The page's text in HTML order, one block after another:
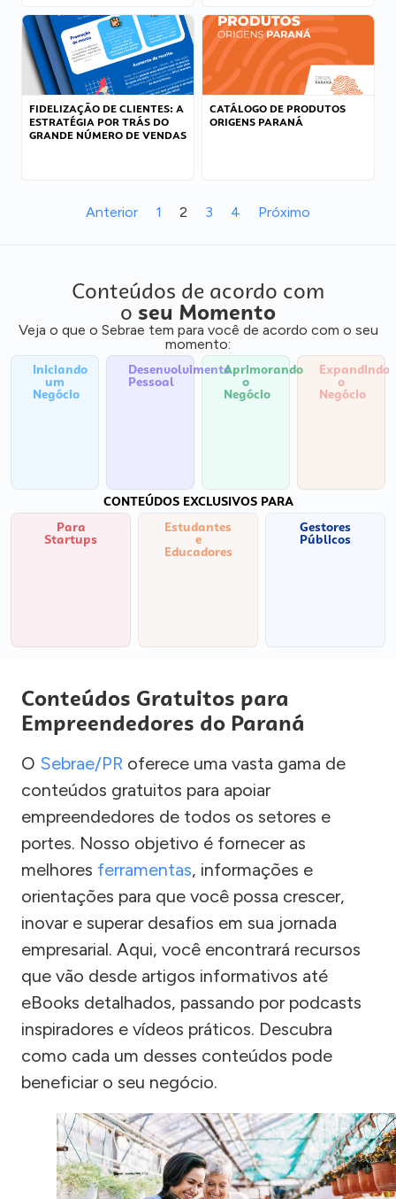
FIDELIZAÇÃO DE CLIENTES: A
ESTRATÉGIA POR TRÁS DO
GRANDE NÚMERO DE VENDAS
CATÁLOGO DE PRODUTOS
ORIGENS PARANÁ
Anterior 1 2 3 4 Próximo
Conteúdos de acordo com
o seu Momento
Veja o que o Sebrae tem para você de acordo com o seu
momento:
Iniciando
um
Negócio
Desenvolvimento
Pessoal
Aprimorando
o
Negócio
Expandindo
o
Negócio
CONTEÚDOS EXCLUSIVOS PARA
Para
Startups
Estudantes
e
Educadores
Gestores
Públicos
Conteúdos Gratuitos para
Empreendedores do Paraná
O Sebrae/PR oferece uma vasta gama de
conteúdos gratuitos para apoiar
empreendedores de todos os setores e
portes. Nosso objetivo é fornecer as
melhores ferramentas, informações e
orientações para que você possa crescer,
inovar e superar desafios em sua jornada
empresarial. Aqui, você encontrará recursos
que vão desde artigos informativos até
eBooks detalhados, passando por podcasts
inspiradores e vídeos práticos. Descubra
como cada um desses conteúdos pode
beneficiar o seu negócio.